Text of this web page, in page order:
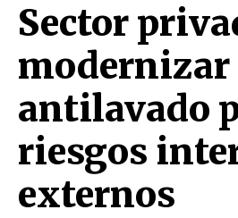
Sector
modernizar
antilavado
riesgos
externos